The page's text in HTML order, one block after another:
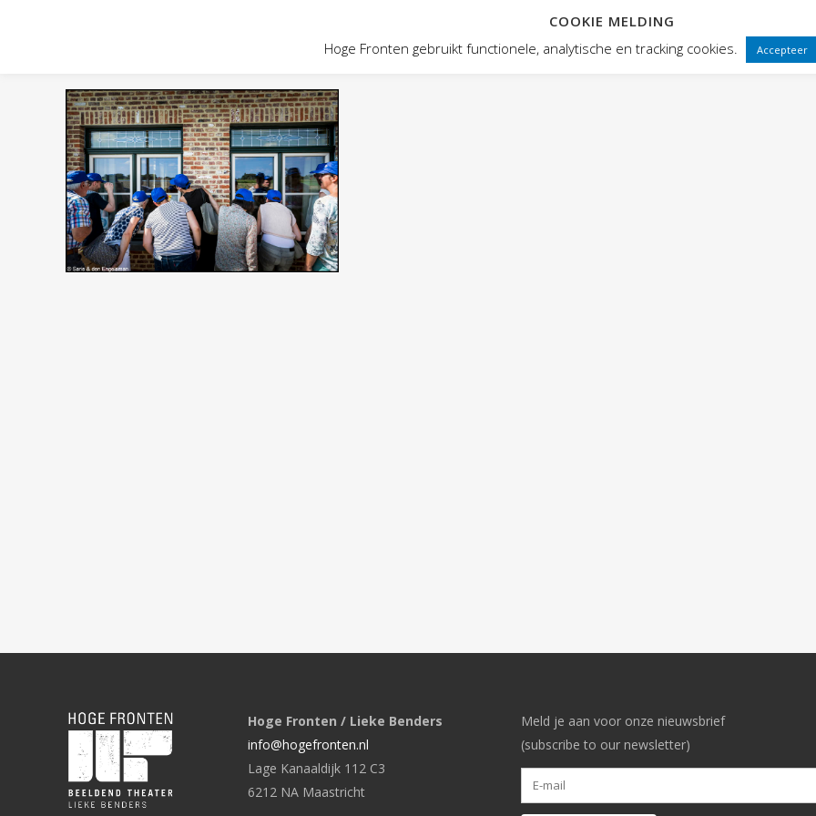
VOORSTELLINGEN PUBLIEKSWERKING
Hoge Fronten / Lieke Benders
info@hogefronten.nl
Lage Kanaaldijk 112 C3
6212 NA Maastricht
Meld je aan voor onze nieuwsbrief
(subscribe to our newsletter)
COOKIE MELDING
Hoge Fronten gebruikt functionele, analytische en tracking cookies.
Accepteer